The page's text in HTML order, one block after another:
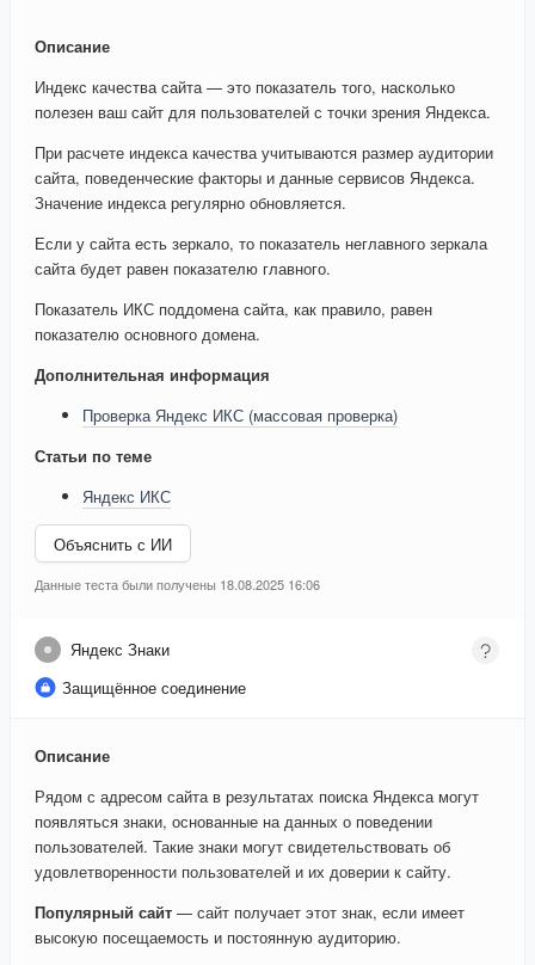
Описание
Индекс качества сайта — это показатель того, насколько
полезен ваш сайт для пользователей с точки зрения Яндекса.
При расчете индекса качества учитываются размер аудитории
сайта, поведенческие факторы и данные сервисов Яндекса.
Значение индекса регулярно обновляется.
Если у сайта есть зеркало, то показатель неглавного зеркала
сайта будет равен показателю главного.
Показатель ИКС поддомена сайта, как правило, равен
показателю основного домена.
Дополнительная информация
Проверка Яндекс ИКС (массовая проверка)
Статьи по теме
Яндекс ИКС
Объяснить с ИИ
Данные теста были получены 18.08.2025 16:06
Яндекс Знаки
Защищённое соединение
Описание
Рядом с адресом сайта в результатах поиска Яндекса могут
появляться знаки, основанные на данных о поведении
пользователей. Такие знаки могут свидетельствовать об
удовлетворенности пользователей и их доверии к сайту.
Популярный сайт — сайт получает этот знак, если имеет
высокую посещаемость и постоянную аудиторию.